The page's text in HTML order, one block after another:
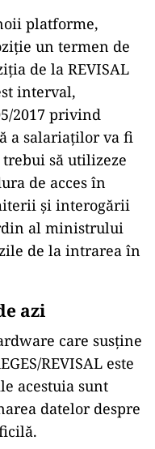
platforme,
un termen de
de la REVISAL
interval,
2017 privind
a salariaților va fi
să utilizeze
de acces în
și interogării
al ministrului
de la intrarea în
azi
care susține
REVISAL este
acestuia sunt
datelor despre